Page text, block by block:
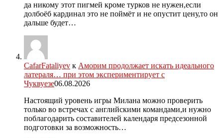
да никому этот пигмей кроме турков не нужен,если
долбоёб кардинал это не поймёт и не опустит цену,то он
дальше будет…
CafarFataliyev к Аморим продолжает искать идеального
латераля… при этом экспериментирует с
Чуквуезе06.08.2026
Настоящий уровень игры Милана можно проверить
только во встречах с английскими командами,и нужно
поблагодарить составителей календаря предсезонной
подготовки за возможность…